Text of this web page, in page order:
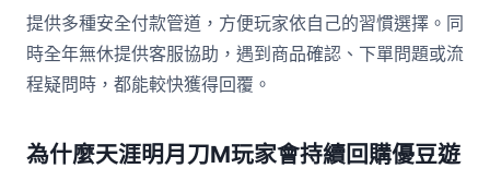
提供多種安全付款管道，方便玩家依自己的習慣選擇。同
時全年無休提供客服協助，遇到商品確認、下單問題或流
程疑問時，都能較快獲得回覆。
為什麼天涯明月刀M玩家會持續回購優豆遊